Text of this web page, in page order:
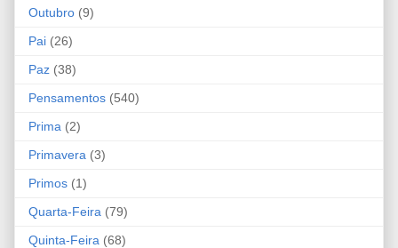
Outubro (9)
Pai (26)
Paz (38)
Pensamentos (540)
Prima (2)
Primavera (3)
Primos (1)
Quarta-Feira (79)
Quinta-Feira (68)